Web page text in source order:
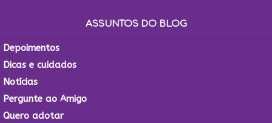
ASSUNTOS DO BLOG
Depoimentos
Dicas e cuidados
Notícias
Pergunte ao Amigo
Quero adotar